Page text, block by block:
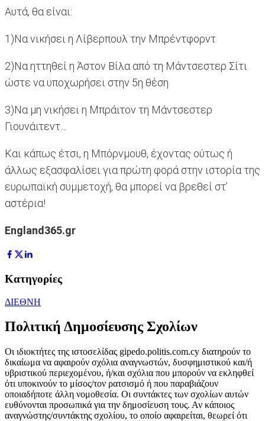
Αυτά, θα είναι:
1)Να νικήσει η Λίβερπουλ την Μπρέντφορντ
2)Να ηττηθεί η Άστον Βίλα από τη Μάντσεστερ Σίτι
ώστε να υποχωρήσει στην 5η θέση
3)Να μη νικήσει η Μπράιτον τη Μάντσεστερ
Γιουνάιτεντ…
Και κάπως έτσι, η Μπόρνμουθ, έχοντας ούτως ή
άλλως εξασφαλίσει για πρώτη φορά στην ιστορία της
ευρωπαϊκή συμμετοχή, θα μπορεί να βρεθεί στ’
αστέρια!
England365.gr
Κατηγορίες
ΔΙΕΘΝΗ
Πολιτική Δημοσίευσης Σχολίων
Οι ιδιοκτήτες της ιστοσελίδας gipedo.politis.com.cy διατηρούν το
δικαίωμα να αφαιρούν σχόλια αναγνωστών, δυσφημιστικού και/ή
υβριστικού περιεχομένου, ή/και σχόλια που μπορούν να εκληφθεί
ότι υποκινούν το μίσος/τον ρατσισμό ή που παραβιάζουν
οποιαδήποτε άλλη νομοθεσία. Οι συντάκτες των σχολίων αυτών
ευθύνονται προσωπικά για την δημοσίευση τους. Αν κάποιος
αναγνώστης/συντάκτης σχολίου, το οποίο αφαιρείται, θεωρεί ότι